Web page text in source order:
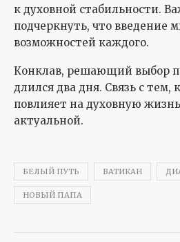
к духовной стабильности.
подчеркнуть, что введение
возможностей каждого.
Конклав, решающий выбор
длился два дня. Связь с тем,
повлияет на духовную
актуальной.
БЕЛЫЙ ПУТЬ ВАТИКАН
НОВЫЙ ПАПА